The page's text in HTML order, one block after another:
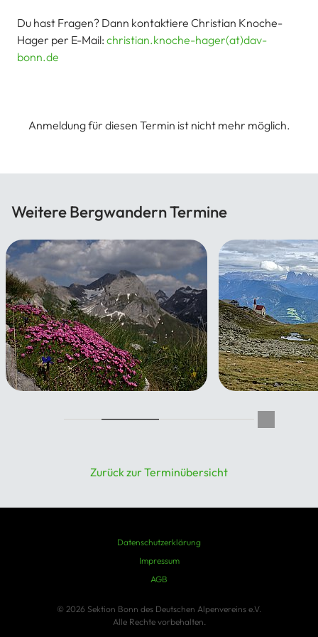
Du hast Fragen? Dann kontaktiere Christian Knoche-
Hager per E-Mail: christian.knoche-hager(at)dav-
bonn.de
Anmeldung für diesen Termin ist nicht mehr möglich.
Weitere Bergwandern Termine
(ausgebucht!)
Zurück zur Terminübersicht
© 2026 Sektion Bonn des Deutschen Alpenvereins e.V.
Alle Rechte vorbehalten.
Datenschutzerklärung
Impressum
AGB